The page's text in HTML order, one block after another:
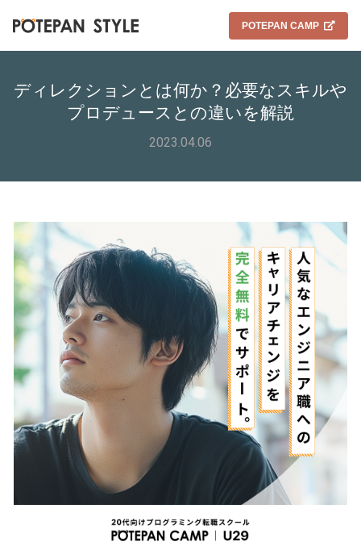
POTEPAN CAMP
ディレクションとは何か？必要なスキルや
プロデュースとの違いを解説
2023.04.06